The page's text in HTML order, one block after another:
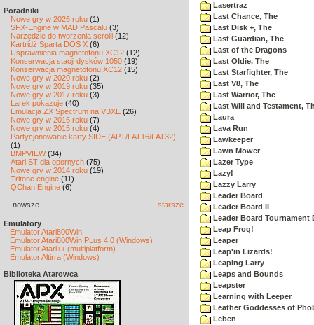
Poradniki
Nowe gry w 2026 roku (1)
SFX-Engine w MAD Pascalu (3)
Narzędzie do tworzenia scrolli (12)
Kartridż Sparta DOS X (6)
Usprawnienia magnetofonu XC12 (12)
Konserwacja stacji dysków 1050 (19)
Konserwacja magnetofonu XC12 (15)
Nowe gry w 2020 roku (2)
Nowe gry w 2019 roku (35)
Nowe gry w 2017 roku (3)
Larek pokazuje (40)
Emulacja ZX Spectrum na VBXE (26)
Nowe gry w 2016 roku (7)
Nowe gry w 2015 roku (4)
Partycjonowanie karty SIDE (APT/FAT16/FAT32)
(1)
BMPVIEW(34)
Atari ST dla opornych (75)
Nowe gry w 2014 roku (19)
Tritone engine (11)
QChan Engine (6)
nowsze starsze
Emulatory
Emulator Atari800Win
Emulator Atari800Win PLus 4.0 (Windows)
Emulator Atari++ (multiplatform)
Emulator Altirra (Windows)
Biblioteka Atarowca
Lasertraz
Last Chance, The
Last Disk +, The
Last Guardian, The
Last of the Dragons
Last Oldie, The
Last Starfighter, The
Last V8, The
Last Warrior, The
Last Will and Testament,
Laura
Lava Run
Lawkeeper
Lawn Mower
Lazer Type
Lazy!
Lazzy Larry
Leader Board
Leader Board II
Leader Board Tournament
Leap Frog!
Leaper
Leap'in Lizards!
Leaping Larry
Leaps and Bounds
Leapster
Learning with Leeper
Leather Goddesses of
Leben